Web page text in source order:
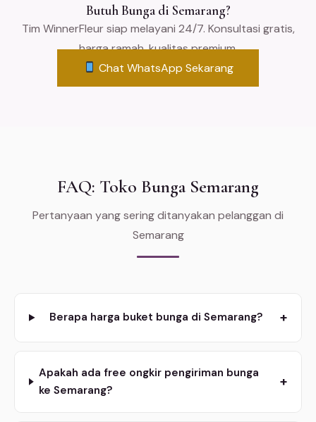
Butuh Bunga di Semarang?
Tim WinnerFleur siap melayani 24/7. Konsultasi gratis,
harga ramah, kualitas premium.
Chat WhatsApp Sekarang
FAQ: Toko Bunga Semarang
Pertanyaan yang sering ditanyakan pelanggan di
Semarang
Berapa harga buket bunga di Semarang? +
Apakah ada free ongkir pengiriman bunga
ke Semarang?
+